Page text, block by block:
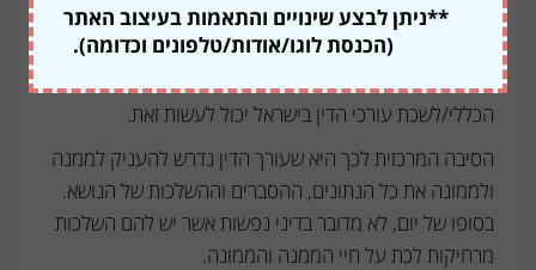
כוח מתמשכים. על פי חוק הכשרות המשפטית
והאפוטרופסות, תשכ"ב-1962, רק עורך דין אשר עבר
השתלמות והסמכה מקיפה במשרדי האפוטרופוס
הכללי/לשכת עורכי הדין בישראל יכול לעשות זאת.
הסיבה המרכזית לכך היא שעורך הדין נדרש להעניק לממנה
ולממונה את כל הנתונים, ההסברים וההשלכות של הנושא.
בסופו של יום, לא מדובר בדיני נפשות אשר יש להם השלכות
מרחיקות לכת על חיי הממנה והממונה.
**ניתן לבצע שינויים והתאמות בעיצוב האתר
(הכנסת לוגו/אודות/טלפונים וכדומה).